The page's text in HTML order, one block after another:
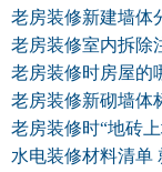
老房装修新建墙体
老房装修室内拆除
老房装修时房屋的
老房装修新砌墙体
老房装修时“地砖
水电装修材料清单